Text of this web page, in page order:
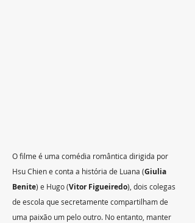
O filme é uma comédia romântica dirigida por
Hsu Chien e conta a história de Luana (Giulia
Benite) e Hugo (Vitor Figueiredo), dois colegas
de escola que secretamente compartilham de
uma paixão um pelo outro. No entanto, manter